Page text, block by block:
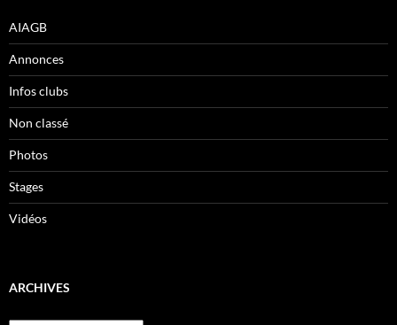
AIAGB
Annonces
Infos clubs
Non classé
Photos
Stages
Vidéos
ARCHIVES